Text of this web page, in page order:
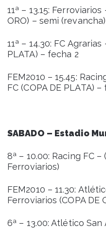
11ª – 13.15:
ORO) – semi (revancha)
11ª – 14.30: FC
PLATA) – fecha 2
FEM2010 – 15.45:
FC (COPA DE PLATA) –
SABADO – Estadio
8ª – 10.00: Racing FC
Ferroviarios)
FEM2010 – 11.30:
Ferroviarios (COPA DE
6ª – 13.00: Atlético